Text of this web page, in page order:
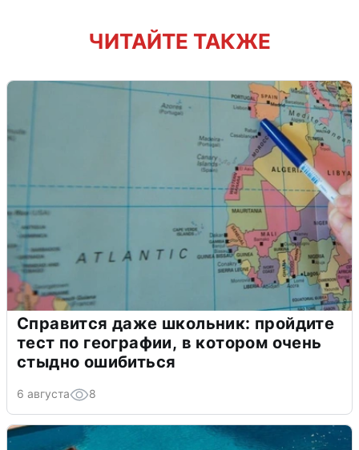
ЧИТАЙТЕ ТАКЖЕ
Справится даже школьник: пройдите
тест по географии, в котором очень
стыдно ошибиться
6 августа 8